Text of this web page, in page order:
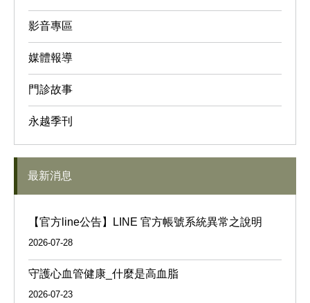
影音專區
媒體報導
門診故事
永越季刊
最新消息
【官方line公告】LINE 官方帳號系統異常之說明
2026-07-28
守護心血管健康_什麼是高血脂
2026-07-23